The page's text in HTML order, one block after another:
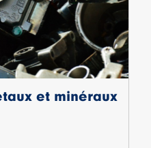
et minéraux